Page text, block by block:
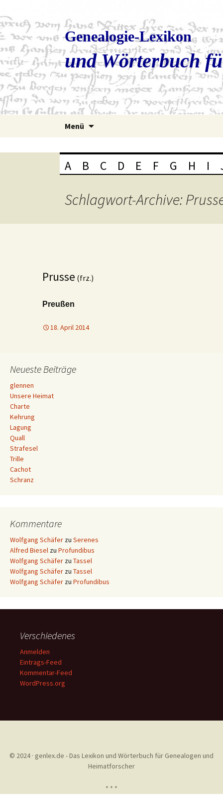
Genealogie-Lexikon
und Wörterbuch
Menü
A B C D E F G H I
Schlagwort-Archive:
Prusse (frz.)
Preußen
18. April 2014
Neueste Beiträge
glennen
Unsere Heimat
Charte
Kehrung
Lagung
Quall
Strafesel
Trille
Cachot
Schranz
Kommentare
Wolfgang Schäfer zu Serenes
Alfred Biesel zu Profundibus
Wolfgang Schäfer zu Tassel
Wolfgang Schäfer zu Tassel
Wolfgang Schäfer zu Profundibus
Verschiedenes
Anmelden
Eintrags-Feed
Kommentar-Feed
WordPress.org
© 2024 · genlex.de - Das Lexikon und Wörterbuch für Genealogen und
Heimatforscher
* * *